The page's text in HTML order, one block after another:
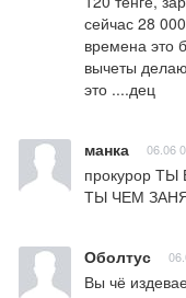
сейчас 28
времена это
вычеты
это ....дец
манка 06.06
прокурор
ТЫ ЧЕМ
Оболтус
Вы чё